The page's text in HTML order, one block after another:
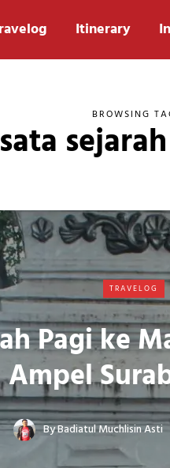
Itinerary
BROWSING
TRAVELOG
Pagi ke
Ampel
ByBadiatul Muchlisin Asti